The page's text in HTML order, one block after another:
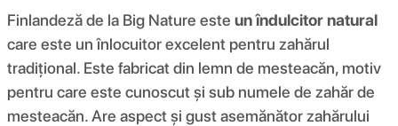
Finlandeză de la Big Nature este un îndulcitor natural
care este un înlocuitor excelent pentru zahărul
tradițional. Este fabricat din lemn de mesteacăn, motiv
pentru care este cunoscut și sub numele de zahăr de
mesteacăn. Are aspect și gust asemănător zahărului